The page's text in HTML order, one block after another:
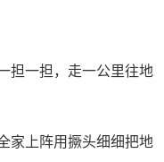
担一担，走一公里往地
家上阵用撅头细细把地